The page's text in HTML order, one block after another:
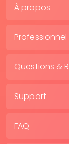
À propos
Questions &
Support
FAQ